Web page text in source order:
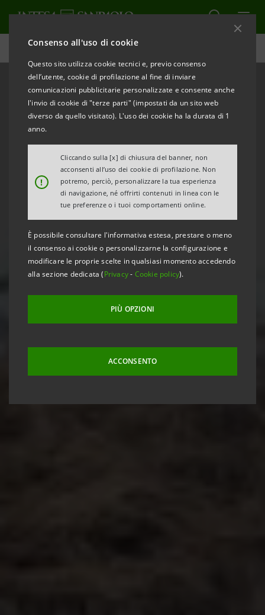
Consenso all'uso di cookie
Questo sito utilizza cookie tecnici e, previo consenso
dell’utente, cookie di profilazione al fine di inviare
comunicazioni pubblicitarie personalizzate e consente anche
l'invio di cookie di "terze parti" (impostati da un sito web
diverso da quello visitato). L'uso dei cookie ha la durata di 1
anno.
!
Cliccando sulla [x] di chiusura del banner, non
acconsenti all’uso dei cookie di profilazione. Non
potremo, perciò, personalizzare la tua esperienza
di navigazione, né offrirti contenuti in linea con le
tue preferenze o i tuoi comportamenti online.
È possibile consultare l'informativa estesa, prestare o meno
il consenso ai cookie o personalizzarne la configurazione e
modificare le proprie scelte in qualsiasi momento accedendo
alla sezione dedicata (Privacy- Cookie policy).
PIÙ OPZIONI
ACCONSENTO
PNRR